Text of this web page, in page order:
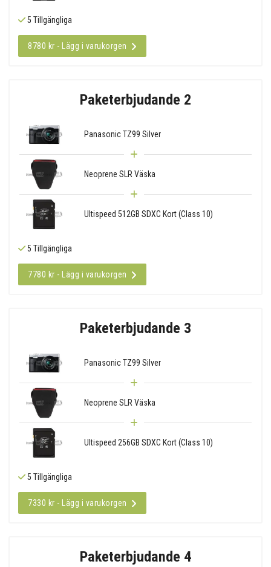
5 Tillgängliga
8780 kr - Lägg i varukorgen
Paketerbjudande 2
Panasonic TZ99 Silver
Neoprene SLR Väska
Ultispeed 512GB SDXC Kort (Class 10)
5 Tillgängliga
7780 kr - Lägg i varukorgen
Paketerbjudande 3
Panasonic TZ99 Silver
Neoprene SLR Väska
Ultispeed 256GB SDXC Kort (Class 10)
5 Tillgängliga
7330 kr - Lägg i varukorgen
Paketerbjudande 4